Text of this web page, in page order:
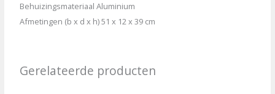
Behuizingsmateriaal Aluminium
Afmetingen (b x d x h) 51 x 12 x 39 cm
Gerelateerde producten